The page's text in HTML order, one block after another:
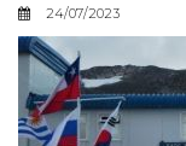
24/07/2023